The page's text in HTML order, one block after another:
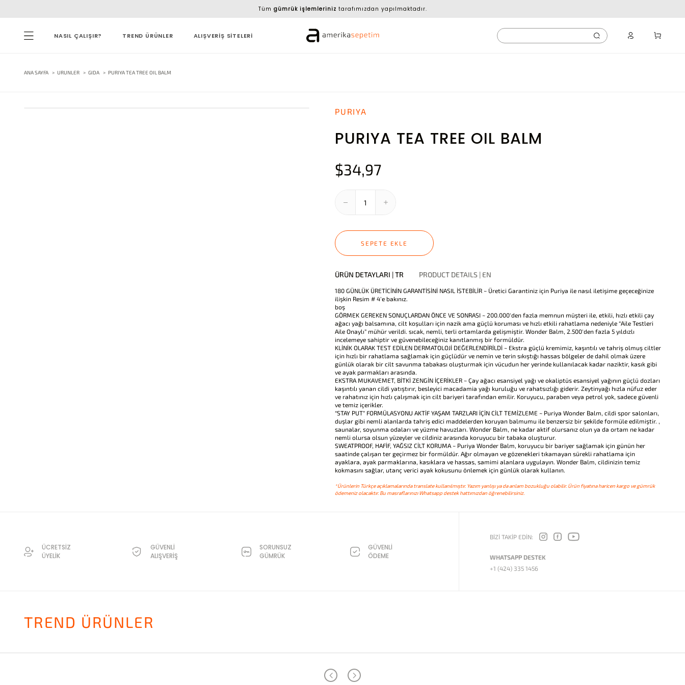
Tüm gümrük işlemleriniz tarafımızdan yapılmaktadır.
NASIL ÇALIŞIR? TREND ÜRÜNLER ALIŞVERİŞ SİTELERİ
ANA SAYFA URUNLER GIDA PURIYA TEA TREE OIL BALM
PURIYA
PURIYA TEA TREE OIL BALM
$34,97
SEPETE EKLE
ÜRÜN DETAYLARI | TR PRODUCT DETAILS | EN
180 GÜNLÜK ÜRETİCİNİN GARANTİSİNİ NASIL İSTEBİLİR ~ Üretici Garantiniz için Puriya ile nasıl iletişime geçeceğinize
ilişkin Resim # 4'e bakınız.
boş
GÖRMEK GEREKEN SONUÇLARDAN ÖNCE VE SONRASI ~ 200.000'den fazla memnun müşteri ile, etkili, hızlı etkili çay
ağacı yağı balsamına, cilt koşulları için nazik ama güçlü koruması ve hızlı etkili rahatlama nedeniyle “Aile Testleri
Aile Onaylı” mühür verildi. sıcak, nemli, terli ortamlarda gelişmiştir. Wonder Balm, 2.500'den fazla 5 yıldızlı
incelemeye sahiptir ve güvenebileceğiniz kanıtlanmış bir formüldür.
KLİNİK OLARAK TEST EDİLEN DERMATOLOJİ DEĞERLENDİRİLDİ ~ Ekstra güçlü kremimiz, kaşıntılı ve tahriş olmuş ciltler
için hızlı bir rahatlama sağlamak için güçlüdür ve nemin ve terin sıkıştığı hassas bölgeler de dahil olmak üzere
günlük olarak bir cilt savunma tabakası oluşturmak için vücudun her yerinde kullanılacak kadar naziktir, kasık gibi
ve ayak parmakları arasında.
EKSTRA MUKAVEMET, BİTKİ ZENGİN İÇERİKLER ~ Çay ağacı esansiyel yağı ve okaliptüs esansiyel yağının güçlü dozları
kaşıntılı yanan cildi yatıştırır, besleyici macadamia yağı kuruluğu ve rahatsızlığı giderir. Zeytinyağı hızla nüfuz eder
ve rahatınız için hızlı çalışmak için cilt bariyeri tarafından emilir. Koruyucu, paraben veya petrol yok, sadece güvenli
ve temiz içerikler.
“STAY PUT” FORMÜLASYONU AKTİF YAŞAM TARZLARI İÇİN CİLT TEMİZLEME ~ Puriya Wonder Balm, cildi spor salonları,
duşlar gibi nemli alanlarda tahriş edici maddelerden koruyan balmumu ile benzersiz bir şekilde formüle edilmiştir. ,
saunalar, soyunma odaları ve yüzme havuzları. Wonder Balm, ne kadar aktif olursanız olun ya da ortam ne kadar
nemli olursa olsun yüzeyler ve cildiniz arasında koruyucu bir tabaka oluşturur.
SWEATPROOF, HAFİF, YAĞSIZ CİLT KORUMA ~ Puriya Wonder Balm, koruyucu bir bariyer sağlamak için günün her
saatinde çalışan ter geçirmez bir formüldür. Ağır olmayan ve gözenekleri tıkamayan sürekli rahatlama için
ayaklara, ayak parmaklarına, kasıklara ve hassas, samimi alanlara uygulayın. Wonder Balm, cildinizin temiz
kokmasını sağlar, utanç verici ayak kokusunu önlemek için günlük olarak kullanın.
*Ürünlerin Türkçe açıklamalarında translate kullanılmıştır. Yazım yanlışı ya da anlam bozukluğu olabilir. Ürün fiyatına haricen kargo ve gümrük
ödemeniz olacaktır. Bu masraflarınızı Whatsapp destek hattımızdan öğrenebilirsiniz.
ÜCRETSİZ
ÜYELİK
GÜVENLİ
ALIŞVERİŞ
SORUNSUZ
GÜMRÜK
GÜVENLİ
ÖDEME
BİZİ TAKİP EDİN:
WHATSAPP DESTEK
+1 (424) 335 1456
TREND ÜRÜNLER